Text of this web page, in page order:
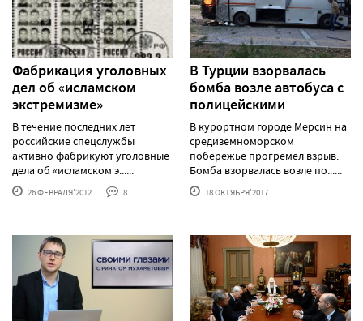
Фабрикация уголовных
дел об «исламском
экстремизме»
В течение последних лет
российские спецслужбы
активно фабрикуют уголовные
дела об «исламском э......
26 ФЕВРАЛЯ'2012 8
В Турции взорвалась
бомба возле автобуса с
полицейскими
В курортном городе Мерсин на
средиземноморском
побережье прогремел взрыв.
Бомба взорвалась возле по......
18 ОКТЯБРЯ'2017